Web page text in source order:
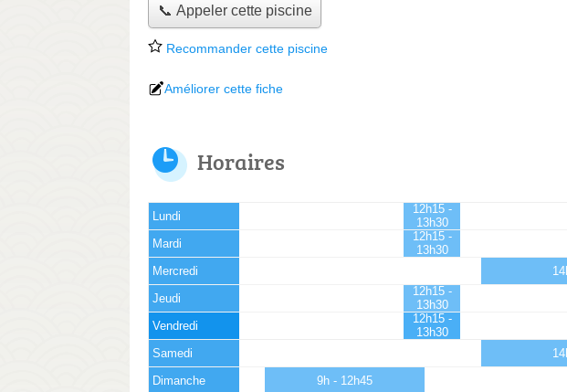
📞 Appeler cette piscine
Recommander cette piscine
Améliorer cette fiche
Horaires
Lundi
12h15 -
13h30
Mardi
12h15 -
13h30
Mercredi
Jeudi
12h15 -
13h30
Vendredi
12h15 -
13h30
Samedi
Dimanche 9h - 12h45